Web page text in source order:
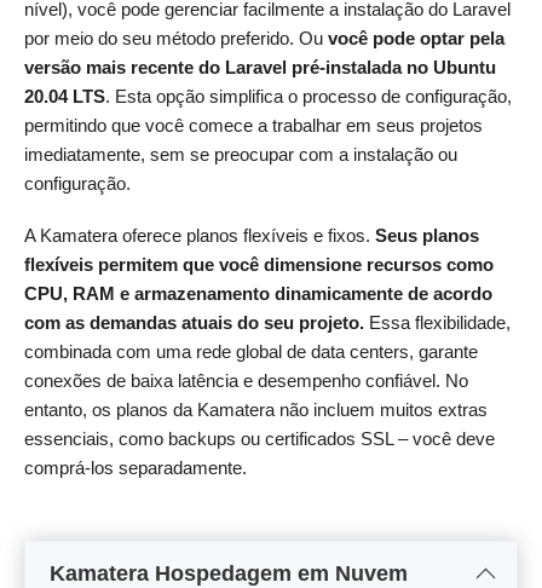
nível), você pode gerenciar facilmente a instalação do Laravel
por meio do seu método preferido. Ou você pode optar pela
versão mais recente do Laravel pré-instalada no Ubuntu
20.04 LTS. Esta opção simplifica o processo de configuração,
permitindo que você comece a trabalhar em seus projetos
imediatamente, sem se preocupar com a instalação ou
configuração.
A Kamatera oferece planos flexíveis e fixos. Seus planos
flexíveis permitem que você dimensione recursos como
CPU, RAM e armazenamento dinamicamente de acordo
com as demandas atuais do seu projeto. Essa flexibilidade,
combinada com uma rede global de data centers, garante
conexões de baixa latência e desempenho confiável. No
entanto, os planos da Kamatera não incluem muitos extras
essenciais, como backups ou certificados SSL – você deve
comprá-los separadamente.
Kamatera Hospedagem em Nuvem